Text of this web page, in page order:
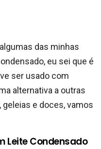
das minhas
eu sei que é
ser usado com
alternativa a outras
geleias e doces, vamos
Leite Condensado